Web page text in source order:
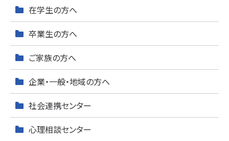
在学生の方へ
卒業生の方へ
ご家族の方へ
企業・一般・地域の方へ
社会連携センター
心理相談センター